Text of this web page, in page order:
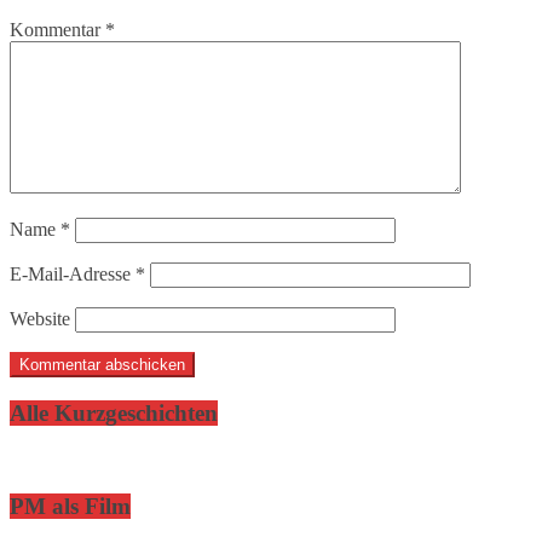
Kommentar *
Name *
E-Mail-Adresse *
Website
Alle Kurzgeschichten
PM als Film